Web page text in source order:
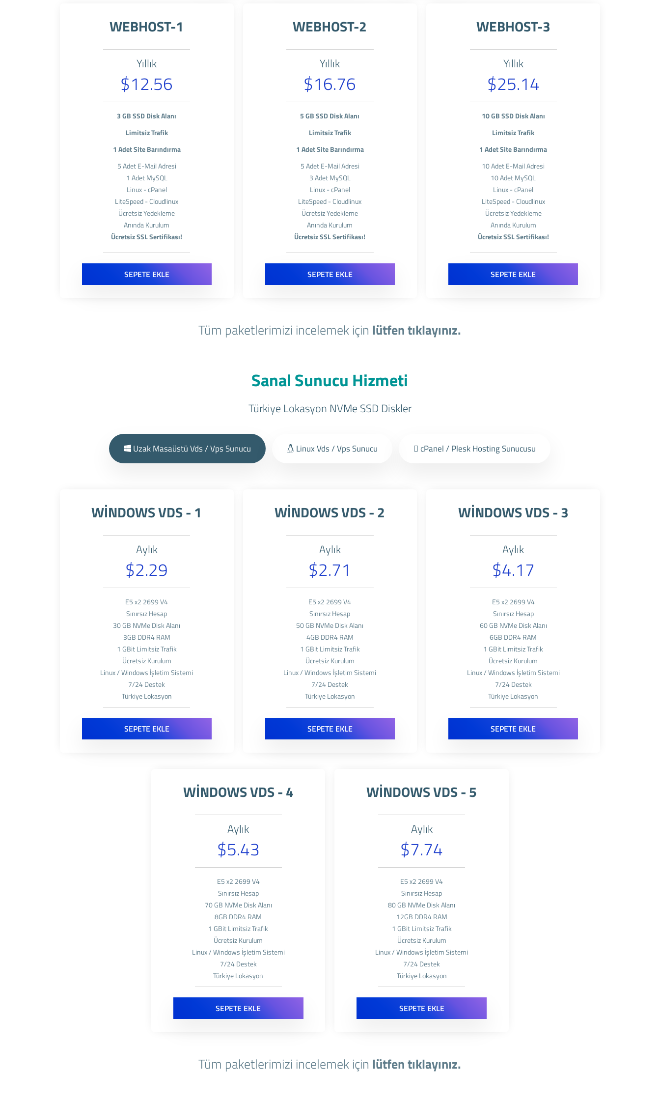
WEBHOST-1
Yıllık
$12.56
3 GB SSD Disk Alanı
Limitsiz Trafik
1 Adet Site Barındırma
5 Adet E-Mail Adresi
1 Adet MySQL
Linux - cPanel
LiteSpeed - Cloudlinux
Ücretsiz Yedekleme
Anında Kurulum
Ücretsiz SSL Sertifikası!
SEPETE EKLE
WEBHOST-2
Yıllık
$16.76
5 GB SSD Disk Alanı
Limitsiz Trafik
1 Adet Site Barındırma
5 Adet E-Mail Adresi
3 Adet MySQL
Linux - cPanel
LiteSpeed - Cloudlinux
Ücretsiz Yedekleme
Anında Kurulum
Ücretsiz SSL Sertifikası!
SEPETE EKLE
WEBHOST-3
Yıllık
$25.14
10 GB SSD Disk Alanı
Limitsiz Trafik
1 Adet Site Barındırma
10 Adet E-Mail Adresi
10 Adet MySQL
Linux - cPanel
LiteSpeed - Cloudlinux
Ücretsiz Yedekleme
Anında Kurulum
Ücretsiz SSL Sertifikası!
SEPETE EKLE
Tüm paketlerimizi incelemek için lütfen tıklayınız.
Sanal Sunucu Hizmeti
Türkiye Lokasyon NVMe SSD Diskler
Uzak Masaüstü Vds / Vps Sunucu Linux Vds / Vps Sunucu cPanel / Plesk Hosting Sunucusu
WİNDOWS VDS - 1
Aylık
$2.29
E5 x2 2699 V4
Sınırsız Hesap
30 GB NVMe Disk Alanı
3GB DDR4 RAM
1 GBit Limitsiz Trafik
Ücretsiz Kurulum
Linux / Windows İşletim Sistemi
7/24 Destek
Türkiye Lokasyon
SEPETE EKLE
WİNDOWS VDS - 2
Aylık
$2.71
E5 x2 2699 V4
Sınırsız Hesap
50 GB NVMe Disk Alanı
4GB DDR4 RAM
1 GBit Limitsiz Trafik
Ücretsiz Kurulum
Linux / Windows İşletim Sistemi
7/24 Destek
Türkiye Lokasyon
SEPETE EKLE
WİNDOWS VDS - 3
Aylık
$4.17
E5 x2 2699 V4
Sınırsız Hesap
60 GB NVMe Disk Alanı
6GB DDR4 RAM
1 GBit Limitsiz Trafik
Ücretsiz Kurulum
Linux / Windows İşletim Sistemi
7/24 Destek
Türkiye Lokasyon
SEPETE EKLE
WİNDOWS VDS - 4
Aylık
$5.43
E5 x2 2699 V4
Sınırsız Hesap
70 GB NVMe Disk Alanı
8GB DDR4 RAM
1 GBit Limitsiz Trafik
Ücretsiz Kurulum
Linux / Windows İşletim Sistemi
7/24 Destek
Türkiye Lokasyon
SEPETE EKLE
WİNDOWS VDS - 5
Aylık
$7.74
E5 x2 2699 V4
Sınırsız Hesap
80 GB NVMe Disk Alanı
12GB DDR4 RAM
1 GBit Limitsiz Trafik
Ücretsiz Kurulum
Linux / Windows İşletim Sistemi
7/24 Destek
Türkiye Lokasyon
SEPETE EKLE
Tüm paketlerimizi incelemek için lütfen tıklayınız.